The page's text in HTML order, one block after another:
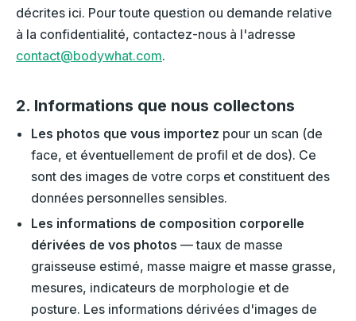
décrites ici. Pour toute question ou demande relative
à la confidentialité, contactez-nous à l'adresse
contact@bodywhat.com.
2. Informations que nous collectons
Les photos que vous importez pour un scan (de
face, et éventuellement de profil et de dos). Ce
sont des images de votre corps et constituent des
données personnelles sensibles.
Les informations de composition corporelle
dérivées de vos photos — taux de masse
graisseuse estimé, masse maigre et masse grasse,
mesures, indicateurs de morphologie et de
posture. Les informations dérivées d'images de